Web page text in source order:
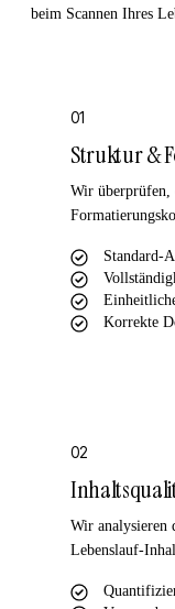
beim Scannen Ihres
01
Struktur &
Wir überprüfen,
Standard-
Korrekte
02
Wir analysieren
Lebenslauf-